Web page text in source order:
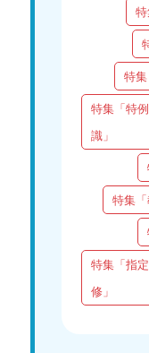
特
特集「特
識」
特集
特集「指
修」